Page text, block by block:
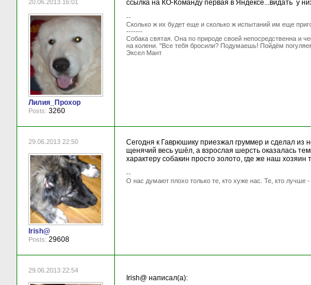
20.06.2013 16:01
Лилия_Прохор
Posts: 3260
ссылка на КО-Команду первая в Яндексе...видать у
--
Сколько ж их будет еще и сколько ж испытаний им еще
-------
Собака святая. Она по природе своей непосредственна и
на колени. "Все тебя бросили? Подумаешь! Пойдём
Эксел Мант
29.06.2013 22:50
Irish@
Posts: 29608
Сегодня к Гаврюшику приезжал груммер и сделал из
щенячий весь ушёл, а взрослая шерсть оказалась
характеру собакин просто золото, где же наш хозяин
--
О нас думают плохо только те, кто хуже нас. Те, кто
29.06.2013 22:54
Irish@ написал(а):